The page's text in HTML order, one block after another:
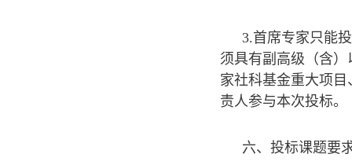
3.首席专家只能
须具有副高级（含
家社科基金重大项
责人参与本次投标。
六、投标课题要